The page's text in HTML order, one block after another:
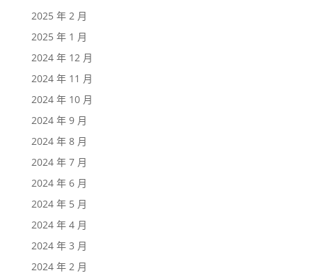
2025 年 2 月
2025 年 1 月
2024 年 12 月
2024 年 11 月
2024 年 10 月
2024 年 9 月
2024 年 8 月
2024 年 7 月
2024 年 6 月
2024 年 5 月
2024 年 4 月
2024 年 3 月
2024 年 2 月